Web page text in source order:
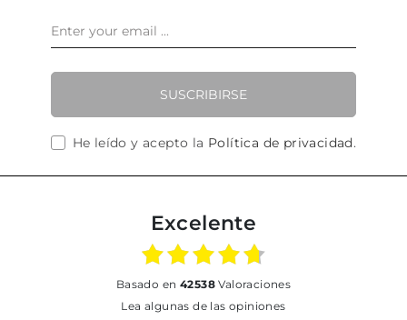
SUSCRIBIRSE
He leído y acepto la Política de privacidad.
Excelente
basado en 42538Valoraciones
Lea algunas de las opiniones